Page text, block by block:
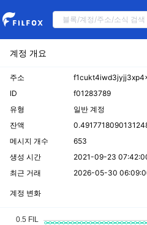
계정 개요
주소
ID
f01283789
유형
일반 계정
잔액
메시지 개수
653
생성 시간
2021-09-23
최근 거래
2026-05-30
계정 변화